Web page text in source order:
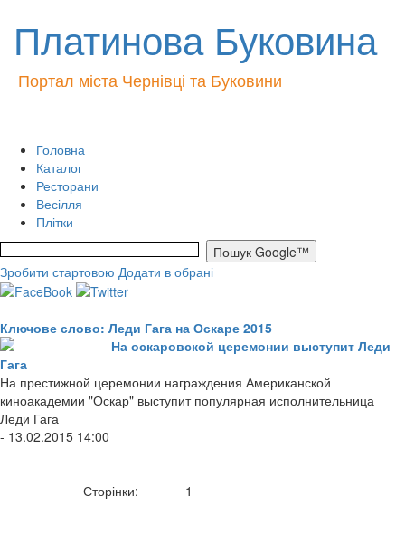
Платинова Буковина
Портал міста Чернівці та Буковини
Головна
Каталог
Ресторани
Весілля
Плітки
Зробити стартовою Додати в обрані
Ключове слово: Леди Гага на Оскаре 2015
На оскаровской церемонии выступит Леди
Гага
На престижной церемонии награждения Американской
киноакадемии "Оскар" выступит популярная исполнительница
Леди Гага
- 13.02.2015 14:00
Сторінки: 1